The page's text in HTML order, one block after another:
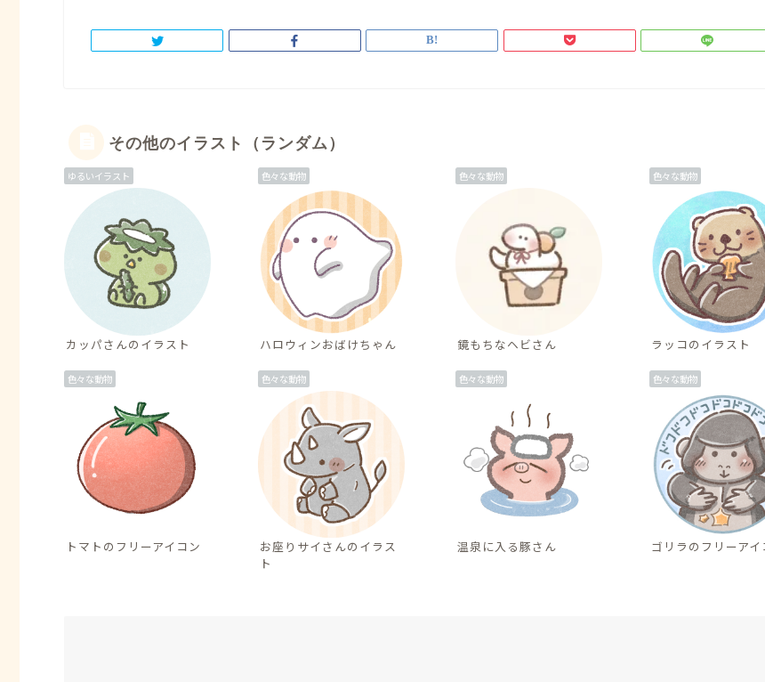
その他のイラスト（ランダム）
ゆるいイラスト
カッパさんのイラスト
色々な動物
ハロウィンおばけちゃん
色々な動物
鏡もちなヘビさん
色々な動物
ラッコのイラスト
色々な動物
トマトのフリーアイコン
色々な動物
お座りサイさんのイラス
ト
色々な動物
温泉に入る豚さん
色々な動物
ゴリラのフリーアイ